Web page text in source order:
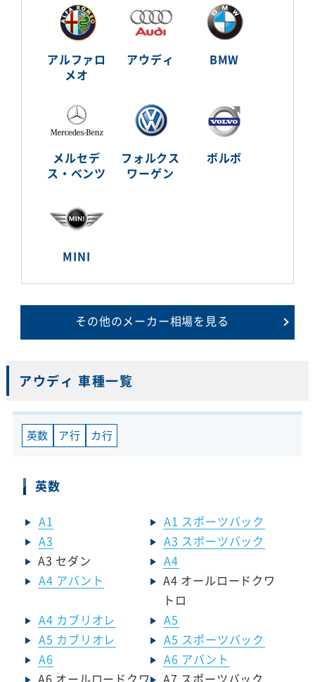
アルファロ
メオ
アウディ BMW
メルセデ
ス・ベンツ
フォルクス
ワーゲン
ボルボ
MINI
その他のメーカー相場を見る
アウディ 車種一覧
英数 ア行 カ行
英数
A1
A1 スポーツバック
A3
A3 スポーツバック
A3 セダン
A4
A4 アバント
A4 オールロードクワ
トロ
A4 カブリオレ
A5
A5 カブリオレ
A5 スポーツバック
A6
A6 アバント
A6 オールロードクワ
A7 スポーツバック